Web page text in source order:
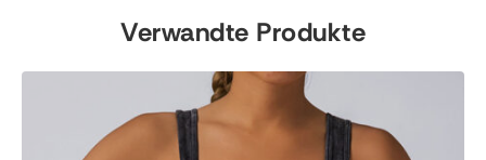
Verwandte Produkte